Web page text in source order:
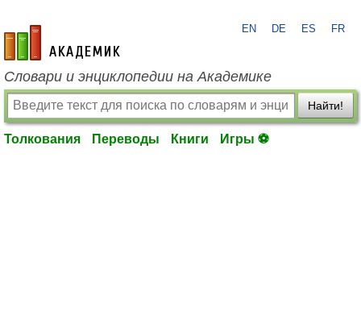
academic.ru
EN DE ES FR
Словари и энциклопедии на Академике
Найти!
Толкования Переводы Книги Игры ⚽